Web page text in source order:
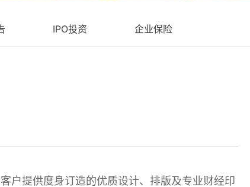
IPO投资 企业保险
户提供度身订造的优质设计、排版及专业财经印